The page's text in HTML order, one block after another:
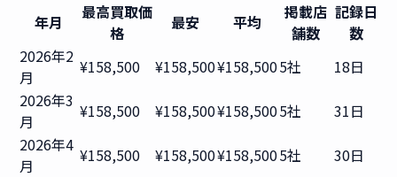
年月
最高買取価
格
最安 平均
掲載店
舗数
記録日
数
2026年2
月
¥158,500 ¥158,500¥158,5005社
18日
2026年3
月
¥158,500 ¥158,500¥158,5005社
31日
2026年4
月
¥158,500 ¥158,500¥158,5005社
30日